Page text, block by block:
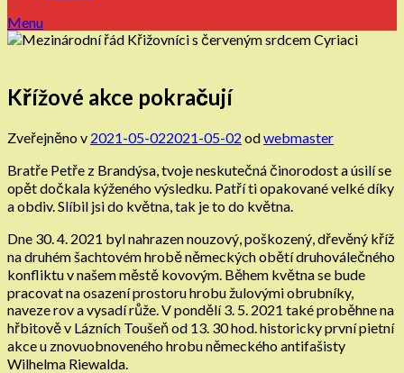
Menu
Křížové akce pokračují
Zveřejněno v 2021-05-022021-05-02 odwebmaster
Bratře Petře z Brandýsa, tvoje neskutečná činorodost a úsilí se
opět dočkala kýženého výsledku. Patří ti opakované velké díky
a obdiv. Slíbil jsi do května, tak je to do května.
Dne 30. 4. 2021 byl nahrazen nouzový, poškozený, dřevěný kříž
na druhém šachtovém hrobě německých obětí druhoválečného
konfliktu v našem městě kovovým. Během května se bude
pracovat na osazení prostoru hrobu žulovými obrubníky,
naveze rov a vysadí růže. V pondělí 3. 5. 2021 také proběhne na
hřbitově v Lázních Toušeň od 13. 30 hod. historicky první pietní
akce u znovuobnoveného hrobu německého antifašisty
Wilhelma Riewalda.